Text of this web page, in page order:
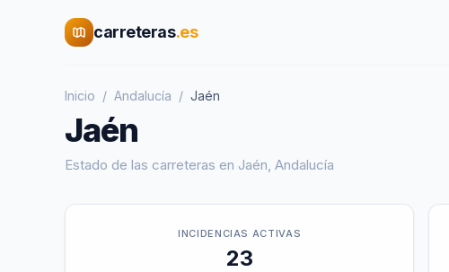
carreteras.es
Inicio / Andalucía / Jaén
Jaén
Estado de las carreteras en Jaén, Andalucía
INCIDENCIAS ACTIVAS
23